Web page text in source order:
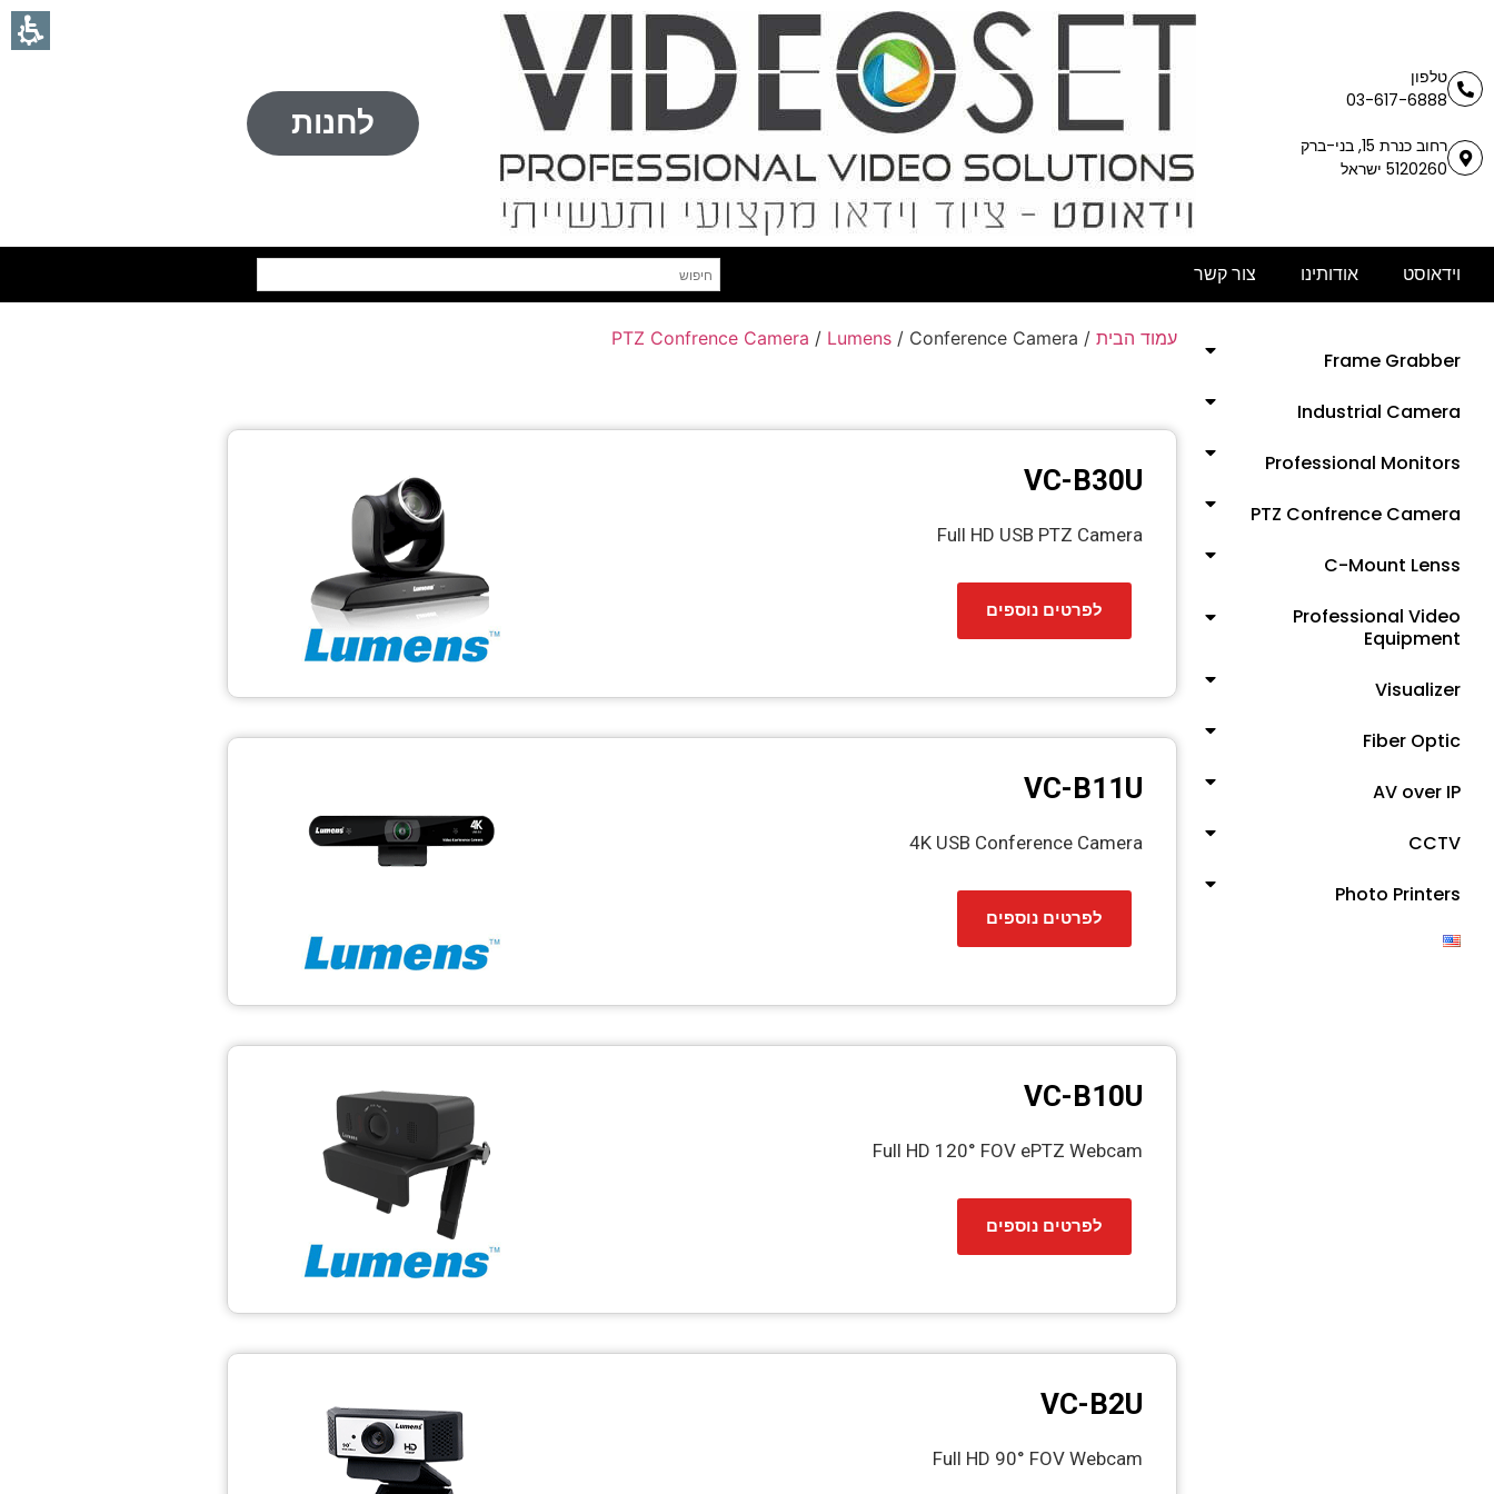
טלפון
03-617-6888
רחוב כנרת 15, בני-ברק
5120260 ישראל
לחנות
וידאוסט אודותינו צור קשר
Frame Grabber
Industrial Camera
Professional Monitors
PTZ Confrence Camera
C-Mount Lenss
Professional Video
Equipment
Visualizer
Fiber Optic
AV over IP
CCTV
Photo Printers
עמוד הבית /
PTZ Confrence Camera / Lumens / Conference Camera
VC-B30U
Full HD USB PTZ Camera
לפרטים נוספים
VC-B11U
4K USB Conference Camera
לפרטים נוספים
VC-B10U
Full HD 120° FOV ePTZ Webcam
לפרטים נוספים
VC-B2U
Full HD 90° FOV Webcam